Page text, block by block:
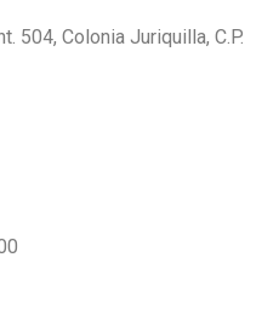
504, Colonia Juriquilla, C.P.